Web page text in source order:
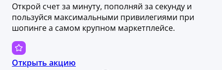
Открой счет за минуту, пополняй за секунду и
пользуйся максимальными привилегиями при
шопинге а самом крупном маркетплейсе.
Открыть акцию